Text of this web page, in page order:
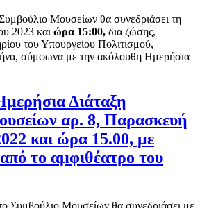
Μουσείων θα συνεδριάσει τη
2023 και ώρα 15:00, δια ζώσης,
του Υπουργείου Πολιτισμού,
σύμφωνα με την ακόλουθη Ημερήσια
Διάταξη
αρ. 8, Παρασκευή
και ώρα 15.00, με
το αμφιθέατρο του